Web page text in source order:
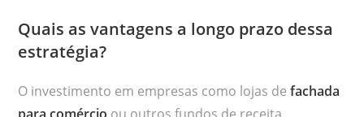
Quais as vantagens a longo prazo dessa
estratégia?
O investimento em empresas como lojas defachada